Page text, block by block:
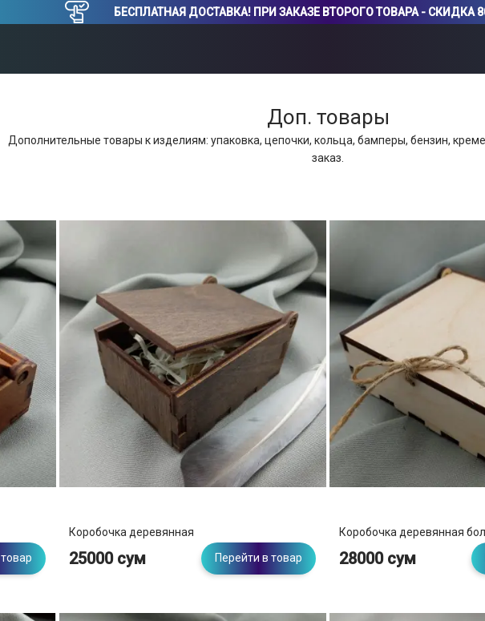
БЕСПЛАТНАЯ ДОСТАВКА! ПРИ ЗАКАЗЕ ВТОРОГО ТОВАРА - СКИДКА
Доп. товары
Дополнительные товары к изделиям: упаковка, цепочки, кольца, бамперы, бензин,
заказ.
Коробочка деревянная
25000 сум Перейти в товар
Коробочка деревянная
28000 сум